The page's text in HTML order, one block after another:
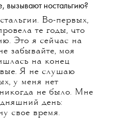
вызывают ностальгию?
Во-первых,
те годы, что
Это я сейчас на
забывайте, моя
на конец
Я не слушаю
у меня нет
не было. Мне
день:
свое время.